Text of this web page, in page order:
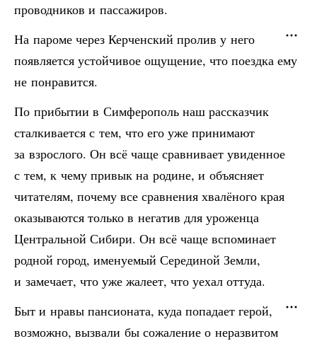
проводников и пассажиров.
На пароме через Керченский пролив у него
появляется устойчивое ощущение, что поездка ему
не понравится.
По прибытии в Симферополь наш рассказчик
сталкивается с тем, что его уже принимают
за взрослого. Он всё чаще сравнивает увиденное
с тем, к чему привык на родине, и объясняет
читателям, почему все сравнения хвалёного края
оказываются только в негатив для уроженца
Центральной Сибири. Он всё чаще вспоминает
родной город, именуемый Серединой Земли,
и замечает, что уже жалеет, что уехал оттуда.
Быт и нравы пансионата, куда попадает герой,
возможно, вызвали бы сожаление о неразвитом